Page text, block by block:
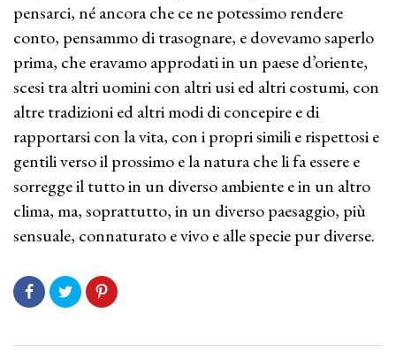
pensarci, né ancora che ce ne potessimo rendere
conto, pensammo di trasognare, e dovevamo saperlo
prima, che eravamo approdati in un paese d’oriente,
scesi tra altri uomini con altri usi ed altri costumi, con
altre tradizioni ed altri modi di concepire e di
rapportarsi con la vita, con i propri simili e rispettosi e
gentili verso il prossimo e la natura che li fa essere e
sorregge il tutto in un diverso ambiente e in un altro
clima, ma, soprattutto, in un diverso paesaggio, più
sensuale, connaturato e vivo e alle specie pur diverse.